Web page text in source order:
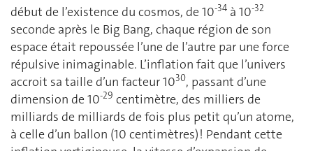
début de l’existence du cosmos, de 10-34 à 10-32
seconde après le Big Bang, chaque région de son
espace était repoussée l’une de l’autre par une force
répulsive inimaginable. L’inflation fait que l’univers
accroit sa taille d’un facteur 1030, passant d’une
dimension de 10-29 centimètre, des milliers de
milliards de milliards de fois plus petit qu’un atome,
à celle d’un ballon (10 centimètres) ! Pendant cette